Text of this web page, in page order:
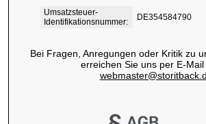
Umsatzsteuer-
Identifikationsnummer:
DE354584790
Bei Fragen, Anregungen oder Kritik zu
erreichen Sie uns per E-Mail